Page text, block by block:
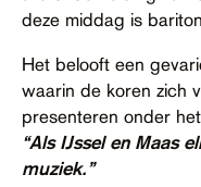
deze middag is
Het belooft een
waarin de koren zich
presenteren onder
“Als IJssel en Maas
muziek.”